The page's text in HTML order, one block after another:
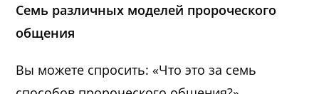
Семь различных моделей пророческого
общения
Вы можете спросить: «Что это за семь